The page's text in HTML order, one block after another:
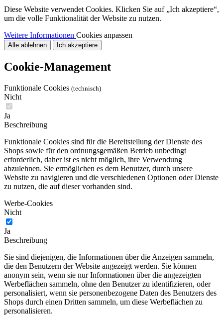
Diese Website verwendet Cookies. Klicken Sie auf „Ich akzeptiere“,
um die volle Funktionalität der Website zu nutzen.
Weitere Informationen Cookies anpassen
Alle ablehnen Ich akzeptiere
Cookie-Management
Funktionale Cookies (technisch)
Nicht
Ja
Beschreibung
Funktionale Cookies sind für die Bereitstellung der Dienste des
Shops sowie für den ordnungsgemäßen Betrieb unbedingt
erforderlich, daher ist es nicht möglich, ihre Verwendung
abzulehnen. Sie ermöglichen es dem Benutzer, durch unsere
Website zu navigieren und die verschiedenen Optionen oder Dienste
zu nutzen, die auf dieser vorhanden sind.
Werbe-Cookies
Nicht
Ja
Beschreibung
Sie sind diejenigen, die Informationen über die Anzeigen sammeln,
die den Benutzern der Website angezeigt werden. Sie können
anonym sein, wenn sie nur Informationen über die angezeigten
Werbeflächen sammeln, ohne den Benutzer zu identifizieren, oder
personalisiert, wenn sie personenbezogene Daten des Benutzers des
Shops durch einen Dritten sammeln, um diese Werbeflächen zu
personalisieren.